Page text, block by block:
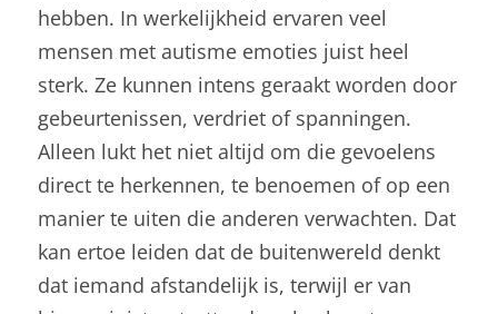
hebben. In werkelijkheid ervaren veel
mensen met autisme emoties juist heel
sterk. Ze kunnen intens geraakt worden door
gebeurtenissen, verdriet of spanningen.
Alleen lukt het niet altijd om die gevoelens
direct te herkennen, te benoemen of op een
manier te uiten die anderen verwachten. Dat
kan ertoe leiden dat de buitenwereld denkt
dat iemand afstandelijk is, terwijl er van